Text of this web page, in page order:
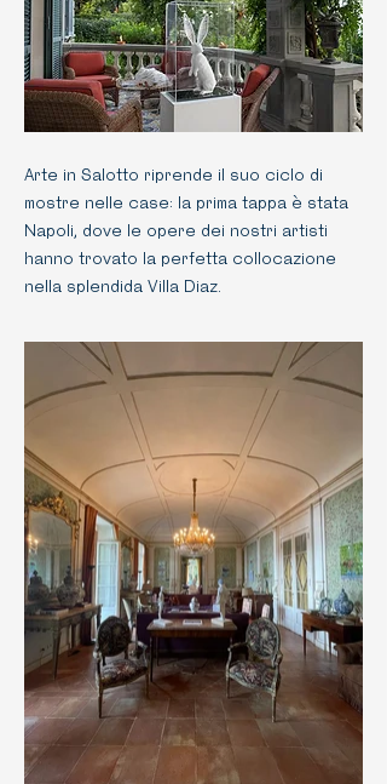
Arte in Salotto riprende il suo ciclo di
mostre nelle case: la prima tappa è stata
Napoli, dove le opere dei nostri artisti
hanno trovato la perfetta collocazione
nella splendida Villa Diaz.